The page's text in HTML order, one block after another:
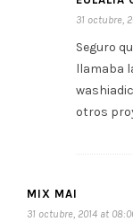
31 octubre,
Seguro
llamaba
otros
MIX MAI
31 octubre, 2014 at